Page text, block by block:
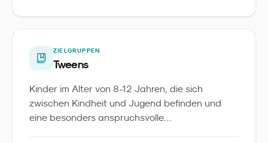
ZIELGRUPPEN
Tweens
Kinder im Alter von 8-12 Jahren, die sich
zwischen Kindheit und Jugend befinden und
eine besonders anspruchsvolle